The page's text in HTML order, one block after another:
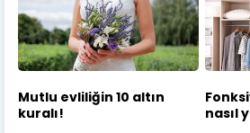
Mutlu evliliğin 10 altın
kuralı!
nasıl